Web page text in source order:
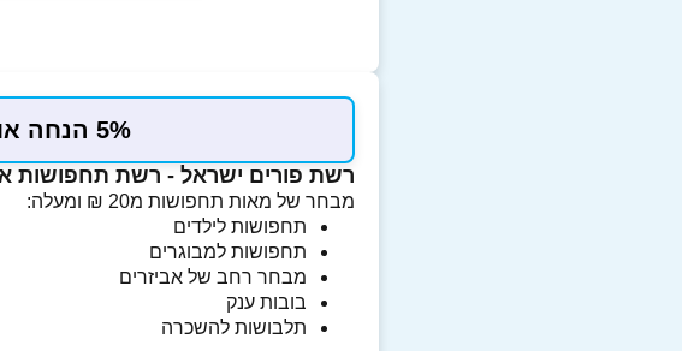
5% הנחה אוטומטית למשלמים בכרטיס המועדון
רשת פורים ישראל - רשת תחפושות
מבחר של מאות תחפושות מ20 ₪ ומעלה:
תחפושות לילדים
תחפושות למבוגרים
מבחר רחב של אביזרים
בובות ענק
תלבושות להשכרה